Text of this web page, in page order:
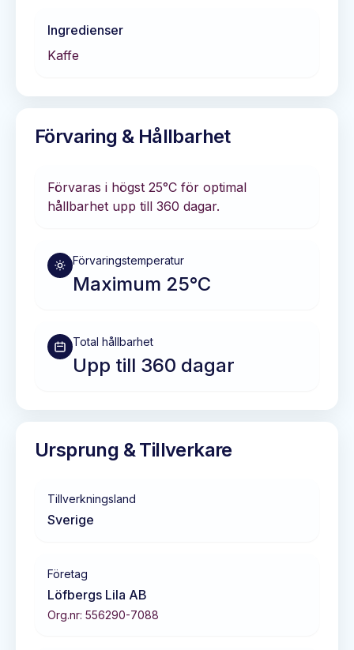
Ingredienser
Kaffe
Förvaring & Hållbarhet
Förvaras i högst 25°C för optimal
hållbarhet upp till 360 dagar.
Förvaringstemperatur
Maximum 25°C
Total hållbarhet
Upp till 360 dagar
Ursprung & Tillverkare
Tillverkningsland
Sverige
Företag
Löfbergs Lila AB
Org.nr: 556290-7088